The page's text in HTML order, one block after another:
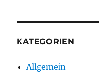
KATEGORIEN
Allgemein